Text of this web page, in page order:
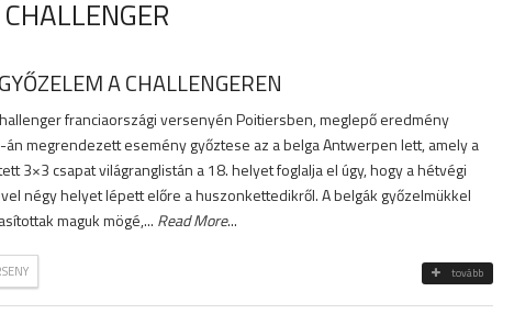
A CHALLENGEREN
franciaországi versenyén Poitiersben, meglepő eredmény
megrendezett esemény győztese az a belga Antwerpen lett, amely a
3×3 csapat világranglistán a 18. helyet foglalja el úgy, hogy a hétvégi
négy helyet lépett előre a huszonkettedikről. A belgák győzelmükkel
maguk mögé,... Read More...
tovább